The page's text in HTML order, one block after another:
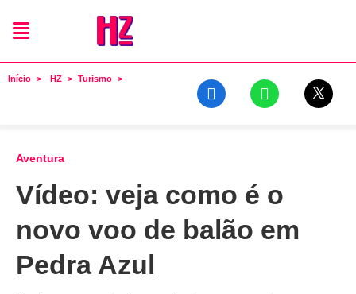
Início HZ Turismo
Aventura
Vídeo: veja como é o
novo voo de balão em
Pedra Azul